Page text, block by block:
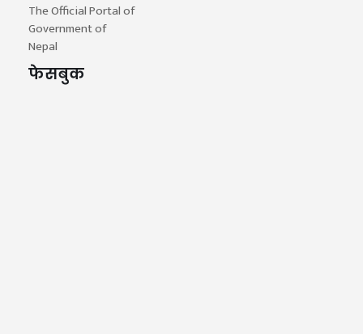
The Official Portal of
Government of
Nepal
फेसबुक